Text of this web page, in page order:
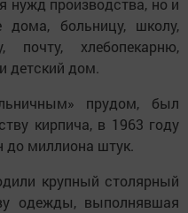
нужд производства, но и
больницу, школу,
почту, хлебопекарню,
детский дом.
прудом, был
кирпича, в 1963 году
до миллиона штук.
крупный столярный
одежды, выполнявшая